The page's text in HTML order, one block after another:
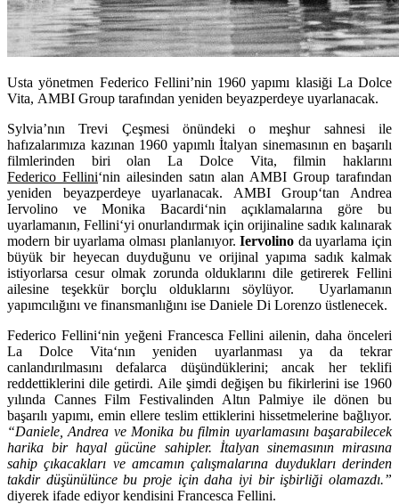
Usta yönetmen Federico Fellini’nin 1960 yapımı klasiği La Dolce
Vita, AMBI Group tarafından yeniden beyazperdeye uyarlanacak.
Sylvia’nın Trevi Çeşmesi önündeki o meşhur sahnesi ile
hafızalarımıza kazınan 1960 yapımlı İtalyan sinemasının en başarılı
filmlerinden biri olanLa Dolce Vita,filmin haklarını
Federico Fellini‘nin ailesinden satın alan AMBI Group tarafından
yeniden beyazperdeye uyarlanacak. AMBI Group‘tan Andrea
Iervolino ve Monika Bacardi‘nin açıklamalarına göre bu
uyarlamanın, Fellini‘yi onurlandırmak için orijinaline sadık kalınarak
modern bir uyarlama olması planlanıyor.Iervolino da uyarlama için
büyük bir heyecan duyduğunu ve orijinal yapıma sadık kalmak
istiyorlarsa cesur olmak zorunda olduklarını dile getirerek Fellini
ailesine teşekkür borçlu olduklarını söylüyor. Uyarlamanın
yapımcılığını ve finansmanlığını ise Daniele Di Lorenzo üstlenecek.
Federico Fellini‘nin yeğeni Francesca Fellini ailenin, daha önceleri
La Dolce Vita‘nın yeniden uyarlanması ya da tekrar
canlandırılmasını defalarca düşündüklerini; ancak her teklifi
reddettiklerini dile getirdi. Aile şimdi değişen bu fikirlerini ise 1960
yılında Cannes Film Festivalinden Altın Palmiye ile dönen bu
başarılı yapımı, emin ellere teslim ettiklerini hissetmelerine bağlıyor.
“Daniele, Andrea ve Monika bu filmin uyarlamasını başarabilecek
harika bir hayal gücüne sahipler. İtalyan sinemasının mirasına
sahip çıkacakları ve amcamın çalışmalarına duydukları derinden
takdir düşünülünce bu proje için daha iyi bir işbirliği olamazdı.”
diyerek ifade ediyor kendisini Francesca Fellini.